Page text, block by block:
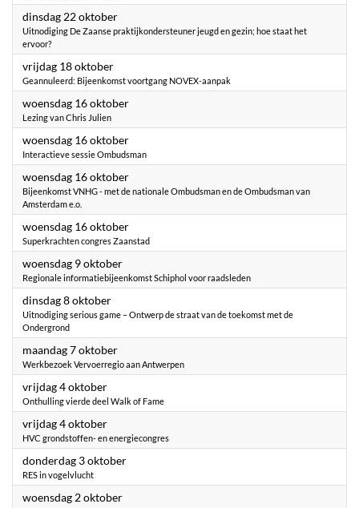
dinsdag 22 oktober2024
Uitnodiging De Zaanse praktijkondersteuner jeugd en gezin; hoe staat het
ervoor?
vrijdag 18 oktober2024
Geannuleerd: Bijeenkomst voortgang NOVEX-aanpak
woensdag 16 oktober2024
Lezing van Chris Julien
woensdag 16 oktober2024
Interactieve sessie Ombudsman
woensdag 16 oktober2024
Bijeenkomst VNHG - met de nationale Ombudsman en de Ombudsman van
Amsterdam e.o.
woensdag 16 oktober2024
Superkrachten congres Zaanstad
woensdag 9 oktober2024
Regionale informatiebijeenkomst Schiphol voor raadsleden
dinsdag 8 oktober2024
Uitnodiging serious game – Ontwerp de straat van de toekomst met de
Ondergrond
maandag 7 oktober2024
Werkbezoek Vervoerregio aan Antwerpen
vrijdag 4 oktober2024
Onthulling vierde deel Walk of Fame
vrijdag 4 oktober2024
HVC grondstoffen- en energiecongres
donderdag 3 oktober2024
RES in vogelvlucht
woensdag 2 oktober2024